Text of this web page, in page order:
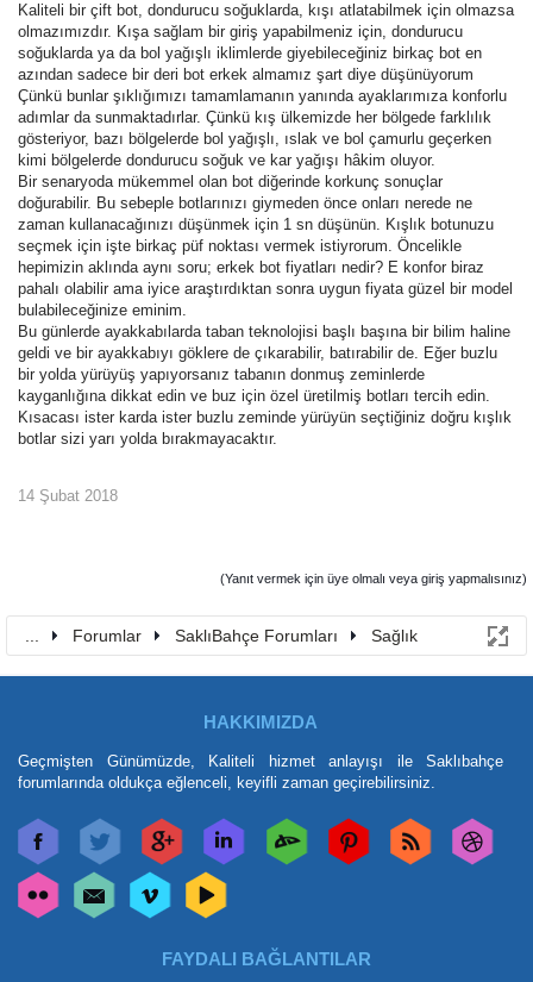
Kaliteli bir çift bot, dondurucu soğuklarda, kışı atlatabilmek için olmazsa
olmazımızdır. Kışa sağlam bir giriş yapabilmeniz için, dondurucu
soğuklarda ya da bol yağışlı iklimlerde giyebileceğiniz birkaç bot en
azından sadece bir deri bot erkek almamız şart diye düşünüyorum
Çünkü bunlar şıklığımızı tamamlamanın yanında ayaklarımıza konforlu
adımlar da sunmaktadırlar. Çünkü kış ülkemizde her bölgede farklılık
gösteriyor, bazı bölgelerde bol yağışlı, ıslak ve bol çamurlu geçerken
kimi bölgelerde dondurucu soğuk ve kar yağışı hâkim oluyor.
Bir senaryoda mükemmel olan bot diğerinde korkunç sonuçlar
doğurabilir. Bu sebeple botlarınızı giymeden önce onları nerede ne
zaman kullanacağınızı düşünmek için 1 sn düşünün. Kışlık botunuzu
seçmek için işte birkaç püf noktası vermek istiyrorum. Öncelikle
hepimizin aklında aynı soru; erkek bot fiyatları nedir? E konfor biraz
pahalı olabilir ama iyice araştırdıktan sonra uygun fiyata güzel bir model
bulabileceğinize eminim.
Bu günlerde ayakkabılarda taban teknolojisi başlı başına bir bilim haline
geldi ve bir ayakkabıyı göklere de çıkarabilir, batırabilir de. Eğer buzlu
bir yolda yürüyüş yapıyorsanız tabanın donmuş zeminlerde
kayganlığına dikkat edin ve buz için özel üretilmiş botları tercih edin.
Kısacası ister karda ister buzlu zeminde yürüyün seçtiğiniz doğru kışlık
botlar sizi yarı yolda bırakmayacaktır.
14 Şubat 2018
(Yanıt vermek için üye olmalı veya giriş yapmalısınız)
Forumlar SaklıBahçe Forumları Sağlık
HAKKIMIZDA
Geçmişten Günümüzde, Kaliteli hizmet anlayışı ile Saklıbahçe
forumlarında oldukça eğlenceli, keyifli zaman geçirebilirsiniz.
FAYDALI BAĞLANTILAR